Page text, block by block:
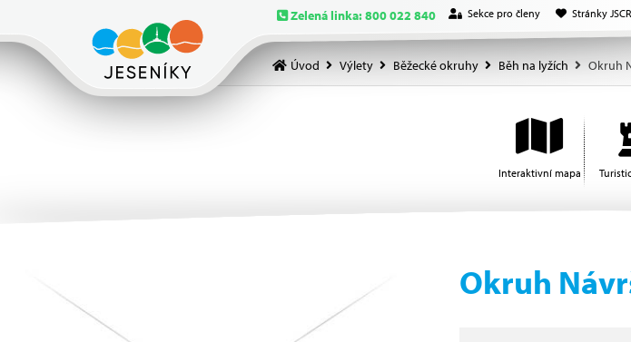
Zelená linka: 800 022 840 Sekce pro členy Stránky JSCR
Úvod Výlety Běžecké okruhy Běh na lyžích Okruh
Interaktivní mapa
Okruh